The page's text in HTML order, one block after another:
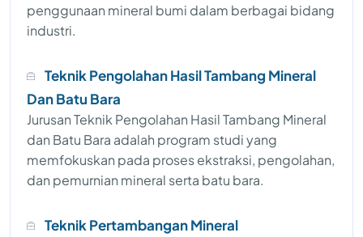
penggunaan mineral bumi dalam berbagai bidang
industri.
Teknik Pengolahan Hasil Tambang Mineral
Dan Batu Bara
Jurusan Teknik Pengolahan Hasil Tambang Mineral
dan Batu Bara adalah program studi yang
memfokuskan pada proses ekstraksi, pengolahan,
dan pemurnian mineral serta batu bara.
Teknik Pertambangan Mineral